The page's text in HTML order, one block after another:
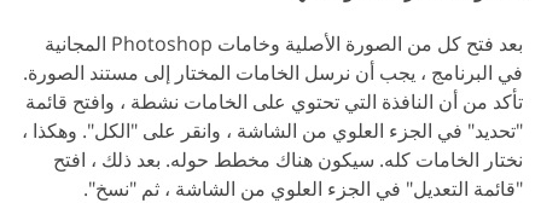
بعد فتح كل من الصورة الأصلية وخامات Photoshop المجانية
في البرنامج ، يجب أن نرسل الخامات المختار إلى مستند الصورة.
تأكد من أن النافذة التي تحتوي على الخامات نشطة ، وافتح قائمة
"تحديد" في الجزء العلوي من الشاشة ، وانقر على "الكل". وهكذا ،
نختار الخامات كله. سيكون هناك مخطط حوله. بعد ذلك ، افتح
"قائمة التعديل" في الجزء العلوي من الشاشة ، ثم "نسخ".